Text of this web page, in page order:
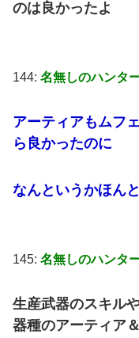
のは良かったよ
144: 名無しのハンタ
アーティアもムフ
ら良かったのに
なんというかほん
145: 名無しのハンタ
生産武器のスキル
器種のアーティア